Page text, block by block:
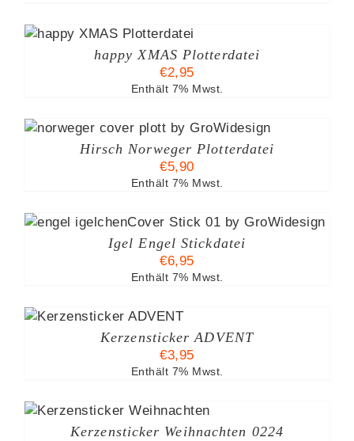
happy XMAS Plotterdatei
€2,95
Enthält 7% Mwst.
Hirsch Norweger Plotterdatei
€5,90
Enthält 7% Mwst.
Igel Engel Stickdatei
€6,95
Enthält 7% Mwst.
Kerzensticker ADVENT
€3,95
Enthält 7% Mwst.
Kerzensticker Weihnachten 0224